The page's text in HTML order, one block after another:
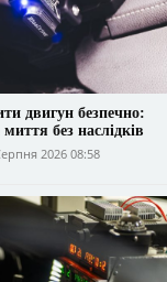
двигун безпечно:
без наслідків
2026 08:58